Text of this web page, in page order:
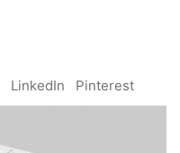
LinkedIn Pinterest